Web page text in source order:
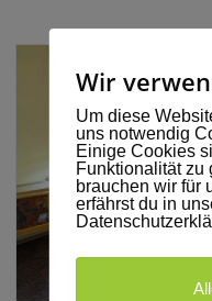
Wir
Um diese
uns notwendig
Einige Cookies
Funktionalität zu
brauchen wir für
erfährst du in